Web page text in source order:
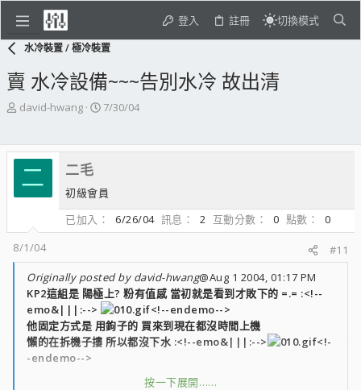
登入 註冊 切換模式
水冷裝置 / 極冷裝置
賣 水冷設備~~~告別水冷 故出清
主
起
人
david-hwang
開
期
7/30/04
二 二毛
初級會員
已加入
6/26/04 訊息 2 互動分數 0 點數
0
8/1/04
#11
Originally posted by david-hwang@Aug 1 2004, 01:17 PM
KP2這組是 陽極上? 粉有值感 當初就是看到才敗下的 =.= :<!--
emo&|||:-->
<!--endemo-->
他固定方式是 用鉤子的 買來到現在都沒時間上機
懶的在拆機子摟 所以都沒下水 :<!--emo&|||:-->
<!-
-endemo-->
按一下展開……